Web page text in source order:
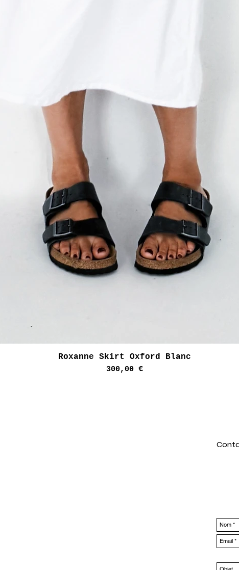
Aperçu rapide
Roxanne Skirt Oxford Blanc
Prix
300,00 €